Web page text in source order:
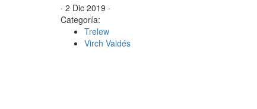
· 2 Dic 2019 ·
Categoría:
Trelew
Virch Valdés